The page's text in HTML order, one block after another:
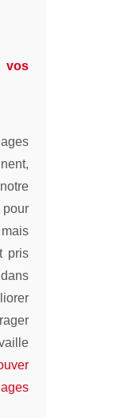
vos
pris